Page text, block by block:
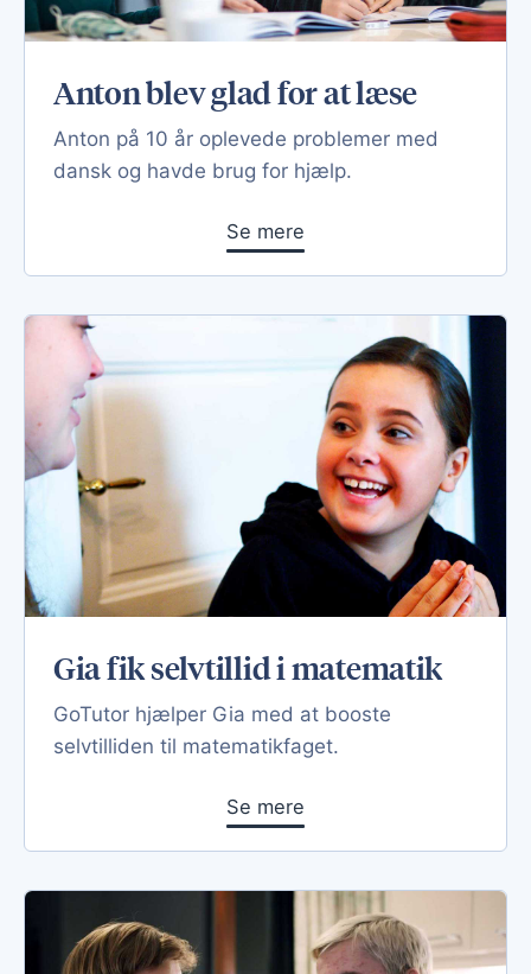
Anton blev glad for at læse
Anton på 10 år oplevede problemer med
dansk og havde brug for hjælp.
Se mere
Gia fik selvtillid i matematik
GoTutor hjælper Gia med at booste
selvtilliden til matematikfaget.
Se mere